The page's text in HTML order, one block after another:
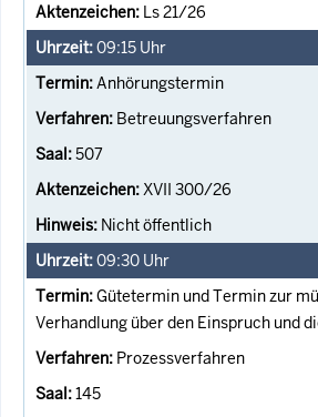
Ls 21/26
09:15 Uhr
Anhörungstermin
Betreuungsverfahren
507
XVII 300/26
Nicht öffentlich
09:30 Uhr
Gütetermin und Termin zur
Verhandlung über den Einspruch und
Prozessverfahren
145